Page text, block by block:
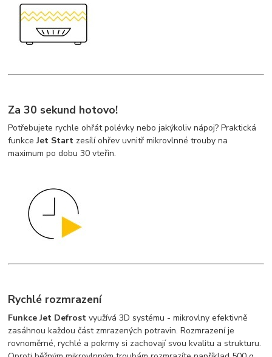
Za 30 sekund hotovo!
Potřebujete rychle ohřát polévky nebo jakýkoliv nápoj? Praktická
funkceJet Start zesílí ohřev uvnitř mikrovlnné trouby na
maximum po dobu 30 vteřin.
Rychlé rozmrazení
Funkce Jet Defrost využívá 3D systému - mikrovlny efektivně
zasáhnou každou část zmrazených potravin. Rozmrazení je
rovnoměrné, rychlé a pokrmy si zachovají svou kvalitu a strukturu.